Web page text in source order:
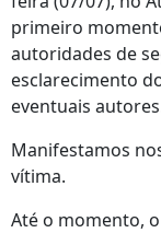
primeiro
autoridades de
esclarecimento
eventuais
Manifestamos
vítima.
Até o momento,